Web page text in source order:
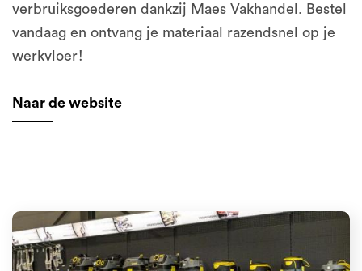
verbruiksgoederen dankzij Maes Vakhandel. Bestel
vandaag en ontvang je materiaal razendsnel op je
werkvloer!
Naar de website